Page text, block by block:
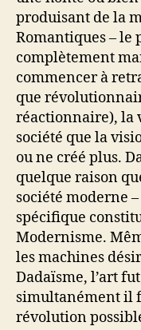
produisant de la
Romantiques –
complètement
commencer à
que
réactionnaire), la
société que la
ou ne créé plus.
quelque raison
société moderne
spécifique
Modernisme.
les machines
Dadaïsme, l’art
simultanément il
révolution